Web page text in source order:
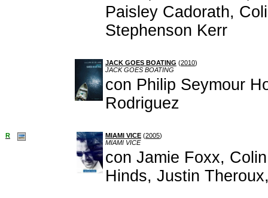
Paisley Cadorath,
Stephenson Kerr
JACK GOES BOATING (2010)
JACK GOES BOATING
con Philip Seymour
Rodriguez
R MIAMI VICE (2005)
MIAMI VICE
con Jamie Foxx,
Hinds, Justin